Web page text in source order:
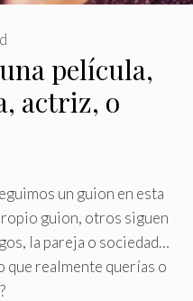
película,
actriz, o
un guion en esta
guion, otros siguen
la pareja o sociedad…
que realmente querías o